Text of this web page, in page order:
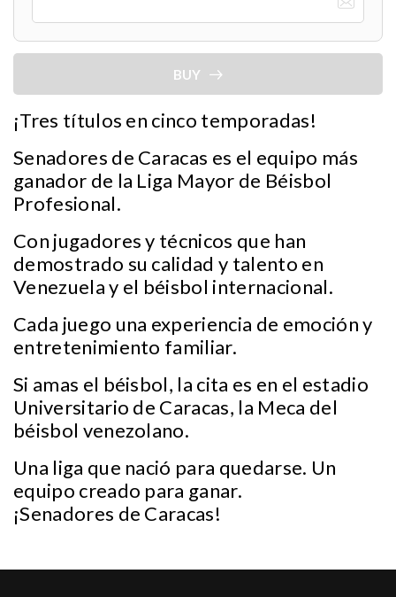
BUY
¡Tres títulos en cinco temporadas!
Senadores de Caracas es el equipo más
ganador de la Liga Mayor de Béisbol
Profesional.
Con jugadores y técnicos que han
demostrado su calidad y talento en
Venezuela y el béisbol internacional.
Cada juego una experiencia de emoción y
entretenimiento familiar.
Si amas el béisbol, la cita es en el estadio
Universitario de Caracas, la Meca del
béisbol venezolano.
Una liga que nació para quedarse. Un
equipo creado para ganar.
¡Senadores de Caracas!